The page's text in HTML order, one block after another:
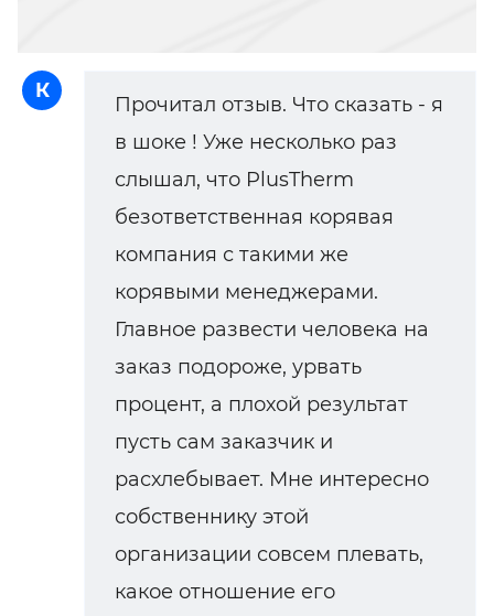
К
Прочитал отзыв. Что сказать - я
в шоке ! Уже несколько раз
слышал, что PlusTherm
безответственная корявая
компания с такими же
корявыми менеджерами.
Главное развести человека на
заказ подороже, урвать
процент, а плохой результат
пусть сам заказчик и
расхлебывает. Мне интересно
собственнику этой
организации совсем плевать,
какое отношение его